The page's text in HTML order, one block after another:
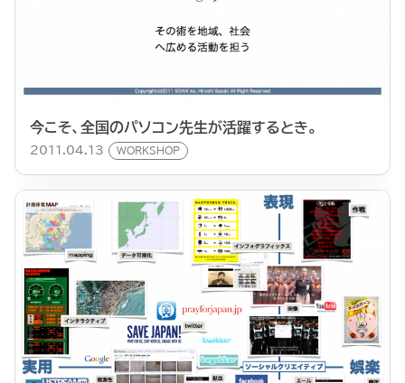
今こそ、全国のパソコン先生が活躍するとき。
2011.04.13 WORKSHOP